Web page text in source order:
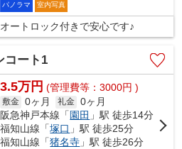
パノラマ 室内写真
ートロック付きで安心です♪
コート1
3.5万円 (管理費等：3000円 )
敷金 0ヶ月 礼金 0ヶ月
阪急神戸本線「園田 」駅 徒歩14分
福知山線「塚口 」駅 徒歩25分
福知山線「猪名寺 」駅 徒歩26分